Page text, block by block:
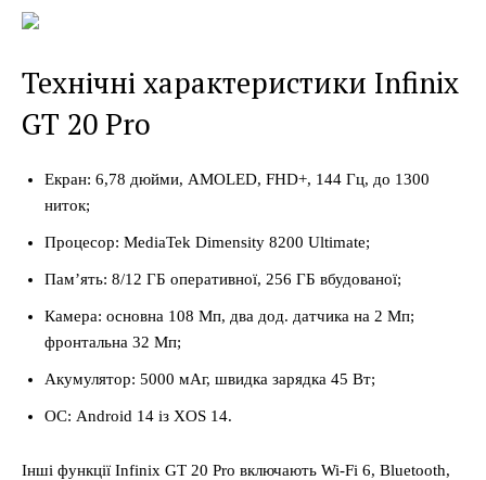
Технічні характеристики Infinix
GT 20 Pro
Екран: 6,78 дюйми, AMOLED, FHD+, 144 Гц, до 1300
ниток;
Процесор: MediaTek Dimensity 8200 Ultimate;
Пам’ять: 8/12 ГБ оперативної, 256 ГБ вбудованої;
Камера: основна 108 Мп, два дод. датчика на 2 Мп;
фронтальна 32 Мп;
Акумулятор: 5000 мАг, швидка зарядка 45 Вт;
ОС: Android 14 із XOS 14.
Інші функції Infinix GT 20 Pro включають Wi-Fi 6, Bluetooth,